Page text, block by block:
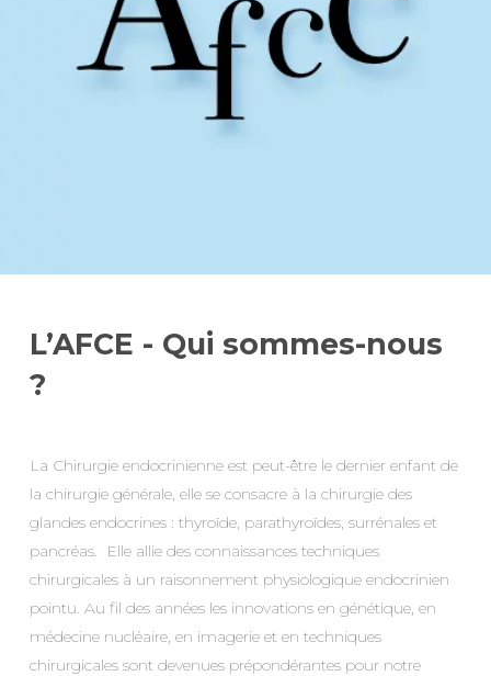
L’AFCE - Qui sommes-nous
?
La Chirurgie endocrinienne est peut-être le dernier enfant de
la chirurgie générale, elle se consacre à la chirurgie des
glandes endocrines : thyroïde, parathyroïdes, surrénales et
pancréas. Elle allie des connaissances techniques
chirurgicales à un raisonnement physiologique endocrinien
pointu. Au fil des années les innovations en génétique, en
médecine nucléaire, en imagerie et en techniques
chirurgicales sont devenues prépondérantes pour notre